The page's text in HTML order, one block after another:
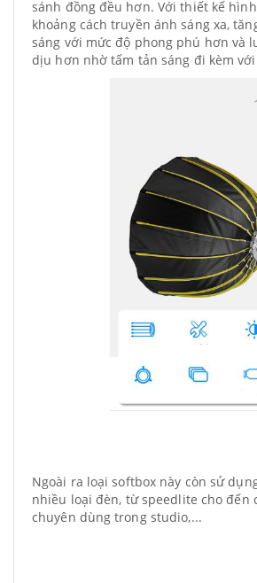
sánh đồng đều hơn. Với thiết kế
khoảng cách truyền ánh sáng xa,
sáng với mức độ phong phú hơn và
dịu hơn nhờ tấm tản sáng đi kèm
Ngoài ra loại softbox này còn sử
nhiều loại đèn, từ speedlite cho đến
chuyên dùng trong studio,...